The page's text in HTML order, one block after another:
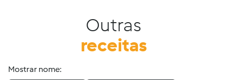
Outras
receitas
Mostrar nome: